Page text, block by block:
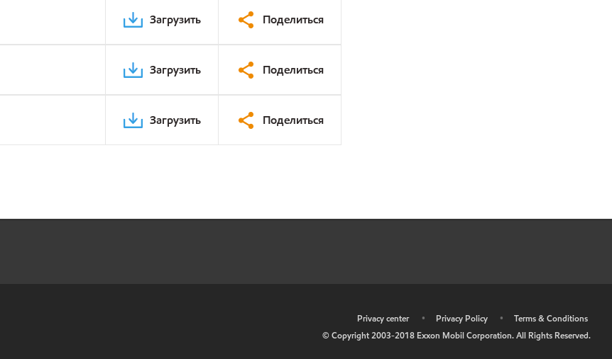
Загрузить Поделиться
Загрузить Поделиться
Загрузить Поделиться
Privacy center • Privacy Policy •
Terms & Conditions
© Copyright 2003-2018 Exxon Mobil Corporation. All Rights Reserved.